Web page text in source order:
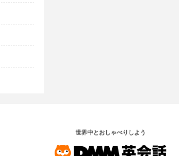
世界中とおしゃべりしよう